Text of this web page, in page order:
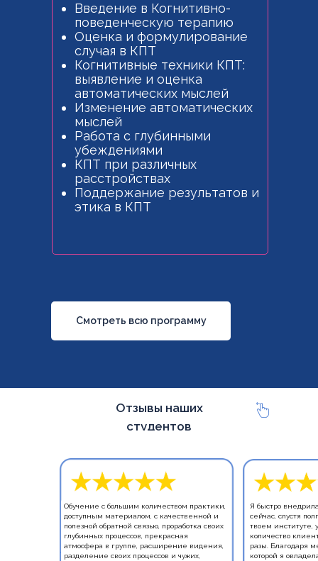
Введение в Когнитивно-
поведенческую терапию
Оценка и формулирование
случая в КПТ
Когнитивные техники КПТ:
выявление и оценка
автоматических мыслей
Изменение автоматических
мыслей
Работа с глубинными
убеждениями
КПТ при различных
расстройствах
Поддержание результатов и
этика в КПТ
Смотреть всю программу
Отзывы наших
студентов
Обучение с большим количеством практики,
доступным материалом, с качественной и
полезной обратной связью, проработка своих
глубинных процессов, прекрасная
атмосфера в группе, расширение видения,
разделение своих процессов и чужих,
Я быстро
сейчас, спустя
твоем институте,
количество
разы. Благодаря
которой я